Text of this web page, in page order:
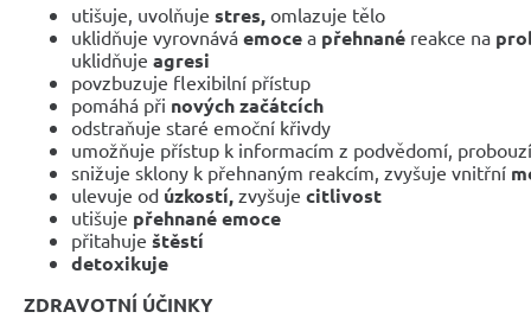
utišuje, uvolňuje stres, omlazuje tělo
uklidňuje vyrovnává emoce a přehnané reakce na
uklidňuje agresi
povzbuzuje flexibilní přístup
pomáhá při nových začátcích
odstraňuje staré emoční křivdy
umožňuje přístup k informacím z podvědomí,
snižuje sklony k přehnaným reakcím, zvyšuje vnitřní
ulevuje od úzkostí, zvyšuje citlivost
utišuje přehnané emoce
přitahuje štěstí
detoxikuje
ZDRAVOTNÍ ÚČINKY